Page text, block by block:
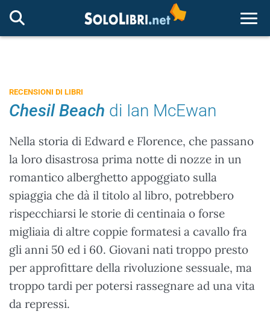
RECENSIONI DI LIBRI
Chesil Beach di Ian McEwan
Nella storia di Edward e Florence, che passano
la loro disastrosa prima notte di nozze in un
romantico alberghetto appoggiato sulla
spiaggia che dà il titolo al libro, potrebbero
rispecchiarsi le storie di centinaia o forse
migliaia di altre coppie formatesi a cavallo fra
gli anni 50 ed i 60. Giovani nati troppo presto
per approfittare della rivoluzione sessuale, ma
troppo tardi per potersi rassegnare ad una vita
da repressi.